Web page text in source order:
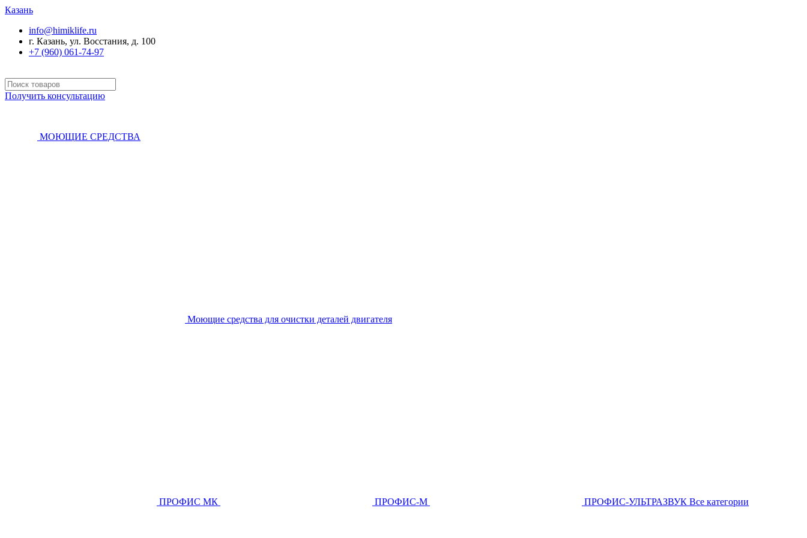
Казань
info@himiklife.ru
г. Казань, ул. Восстания, д. 100
+7 (960) 061-74-97
Получить консультацию
МОЮЩИЕ СРЕДСТВА
Моющие средства для очистки деталей двигателя
ПРОФИС МК ПРОФИС-М ПРОФИС-УЛЬТРАЗВУК Все категории